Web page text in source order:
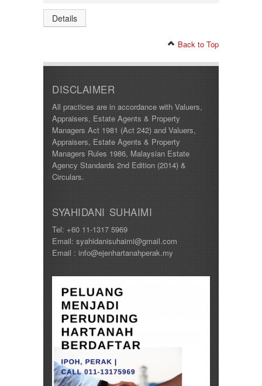
Details
Back to Top
DISCLAIMER
All practices are in accordance with Valuers,
Appraisers, Estate Agents & Property
Managers Act 1981 (Act 242) and Valuers,
Appraisers, Estate Agents & Property
Managers Rules 1986, Malaysian Estate
Agency Standards 2nd Edition (2014) &
Circulars.
SYAHIDANI SUHAIMI
Tel: +60 11-1317 5969
Email: syahidanisuhaimi@gmail.com
Email : info@ejenhartanahperak.my